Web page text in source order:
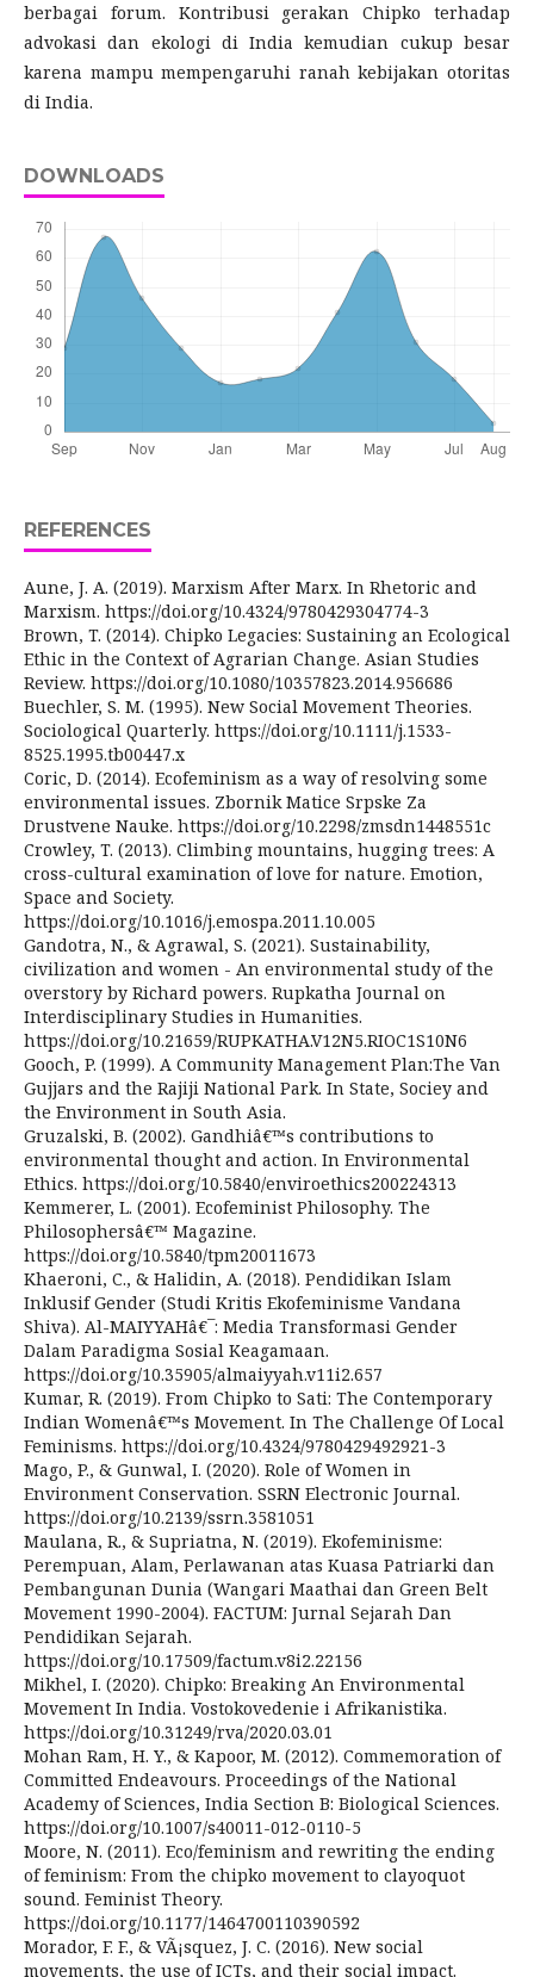
berbagai forum. Kontribusi gerakan Chipko terhadap
advokasi dan ekologi di India kemudian cukup besar
karena mampu mempengaruhi ranah kebijakan otoritas
di India.
DOWNLOADS
REFERENCES
Aune, J. A. (2019). Marxism After Marx. In Rhetoric and
Marxism. https://doi.org/10.4324/9780429304774-3
Brown, T. (2014). Chipko Legacies: Sustaining an Ecological
Ethic in the Context of Agrarian Change. Asian Studies
Review. https://doi.org/10.1080/10357823.2014.956686
Buechler, S. M. (1995). New Social Movement Theories.
Sociological Quarterly. https://doi.org/10.1111/j.1533-
8525.1995.tb00447.x
Coric, D. (2014). Ecofeminism as a way of resolving some
environmental issues. Zbornik Matice Srpske Za
Drustvene Nauke. https://doi.org/10.2298/zmsdn1448551c
Crowley, T. (2013). Climbing mountains, hugging trees: A
cross-cultural examination of love for nature. Emotion,
Space and Society.
https://doi.org/10.1016/j.emospa.2011.10.005
Gandotra, N., & Agrawal, S. (2021). Sustainability,
civilization and women - An environmental study of the
overstory by Richard powers. Rupkatha Journal on
Interdisciplinary Studies in Humanities.
https://doi.org/10.21659/RUPKATHA.V12N5.RIOC1S10N6
Gooch, P. (1999). A Community Management Plan:The Van
Gujjars and the Rajiji National Park. In State, Sociey and
the Environment in South Asia.
Gruzalski, B. (2002). Gandhiâ€™s contributions to
environmental thought and action. In Environmental
Ethics. https://doi.org/10.5840/enviroethics200224313
Kemmerer, L. (2001). Ecofeminist Philosophy. The
Philosophersâ€™ Magazine.
https://doi.org/10.5840/tpm20011673
Khaeroni, C., & Halidin, A. (2018). Pendidikan Islam
Inklusif Gender (Studi Kritis Ekofeminisme Vandana
Shiva). Al-MAIYYAHâ€¯: Media Transformasi Gender
Dalam Paradigma Sosial Keagamaan.
https://doi.org/10.35905/almaiyyah.v11i2.657
Kumar, R. (2019). From Chipko to Sati: The Contemporary
Indian Womenâ€™s Movement. In The Challenge Of Local
Feminisms. https://doi.org/10.4324/9780429492921-3
Mago, P., & Gunwal, I. (2020). Role of Women in
Environment Conservation. SSRN Electronic Journal.
https://doi.org/10.2139/ssrn.3581051
Maulana, R., & Supriatna, N. (2019). Ekofeminisme:
Perempuan, Alam, Perlawanan atas Kuasa Patriarki dan
Pembangunan Dunia (Wangari Maathai dan Green Belt
Movement 1990-2004). FACTUM: Jurnal Sejarah Dan
Pendidikan Sejarah.
https://doi.org/10.17509/factum.v8i2.22156
Mikhel, I. (2020). Chipko: Breaking An Environmental
Movement In India. Vostokovedenie i Afrikanistika.
https://doi.org/10.31249/rva/2020.03.01
Mohan Ram, H. Y., & Kapoor, M. (2012). Commemoration of
Committed Endeavours. Proceedings of the National
Academy of Sciences, India Section B: Biological Sciences.
https://doi.org/10.1007/s40011-012-0110-5
Moore, N. (2011). Eco/feminism and rewriting the ending
of feminism: From the chipko movement to clayoquot
sound. Feminist Theory.
https://doi.org/10.1177/1464700110390592
Morador, F. F., & VÃ¡squez, J. C. (2016). New social
movements, the use of ICTs, and their social impact.